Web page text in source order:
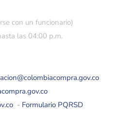
con un funcionario)
las 04:00 p.m.
- Formulario PQRSD